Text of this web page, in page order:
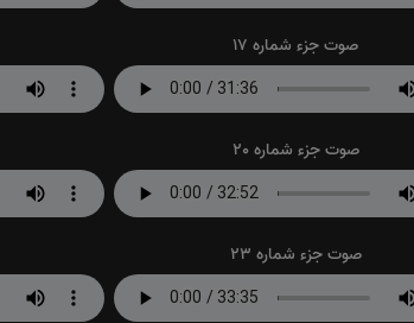
صوت جزء شماره 17
صوت جزء شماره 20
صوت جزء شماره 23